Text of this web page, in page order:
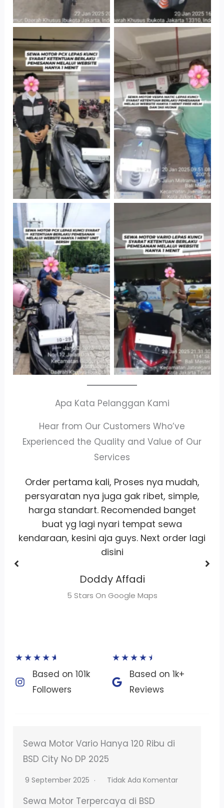
Hotel Kartika
Chandra, Jakarta
Selatan
Cityplaza
Jatinegara Gedung
Parkir P6A
Antar Jemput
Kendaraan
Cityplaza
Jatinegara Gedung
Parkir P6A
Apa Kata Pelanggan Kami
Hear from Our Customers Who’ve
Experienced the Quality and Value of Our
Services
Whort it bangetpelayananramah
satset recomm banget lah pokoknya
buat sewa motor area jakarta
Dhimas Adrian Adrian
5 Stars On Google Maps
★★★★★
Based on 101k
Followers​
★★★★★
Based on 1k+
Reviews​
Sewa Mobil Karawaci Brio 2024
Amanah & terpercaya
4 Maret 2026 Tidak Ada Komentar
Sewa Mobil Terpercaya di